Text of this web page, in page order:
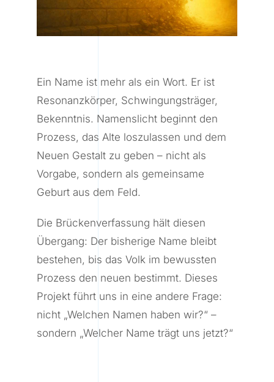
Ein Name ist mehr als ein Wort. Er ist
Resonanzkörper, Schwingungsträger,
Bekenntnis. Namenslicht beginnt den
Prozess, das Alte loszulassen und dem
Neuen Gestalt zu geben – nicht als
Vorgabe, sondern als gemeinsame
Geburt aus dem Feld.
Die Brückenverfassung hält diesen
Übergang: Der bisherige Name bleibt
bestehen, bis das Volk im bewussten
Prozess den neuen bestimmt. Dieses
Projekt führt uns in eine andere Frage:
nicht „Welchen Namen haben wir?“ –
sondern „Welcher Name trägt uns jetzt?“